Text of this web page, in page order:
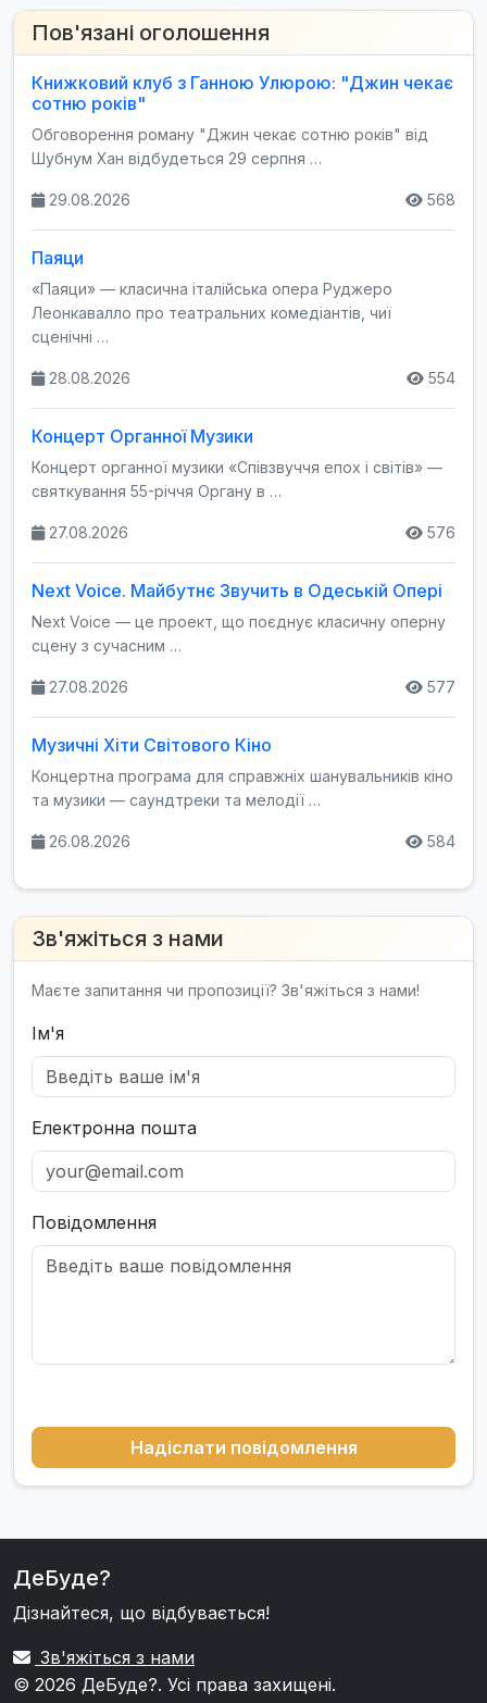
Пов'язані оголошення
Книжковий клуб з Ганною Улюрою: "Джин чекає
сотню років"
Обговорення роману "Джин чекає сотню років" від
Шубнум Хан відбудеться 29 серпня …
29.08.2026 568
Паяци
«Паяци» — класична італійська опера Руджеро
Леонкавалло про театральних комедіантів, чиї
сценічні …
28.08.2026 554
Концерт Органної Музики
Концерт органної музики «Співзвуччя епох і світів» —
святкування 55-річчя Органу в …
27.08.2026 576
Next Voice. Майбутнє Звучить в Одеській Опері
Next Voice — це проект, що поєднує класичну оперну
сцену з сучасним …
27.08.2026 577
Музичні Хіти Світового Кіно
Концертна програма для справжніх шанувальників кіно
та музики — саундтреки та мелодії …
26.08.2026 584
Зв'яжіться з нами
Маєте запитання чи пропозиції? Зв'яжіться з нами!
Ім'я
Електронна пошта
Повідомлення
Надіслати повідомлення
ДеБуде?
Дізнайтеся, що відбувається!
Зв'яжіться з нами
© 2026 ДеБуде?. Усі права захищені.